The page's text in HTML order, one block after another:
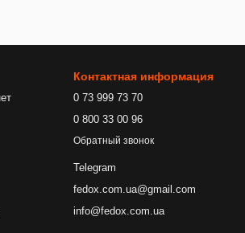
Контактная информация
0 73 999 73 70
0 800 33 00 96
Обратный звонок
Telegram
fedox.com.ua@gmail.com
info@fedox.com.ua